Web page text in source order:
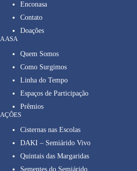
Enconasa
Contato
Doações
A ASA
Quem Somos
Como Surgimos
Linha do Tempo
Espaços de Participação
Prêmios
AÇÕES
Cisternas nas Escolas
DAKI – Semiárido Vivo
Quintais das Margaridas
Sementes do Semiárido